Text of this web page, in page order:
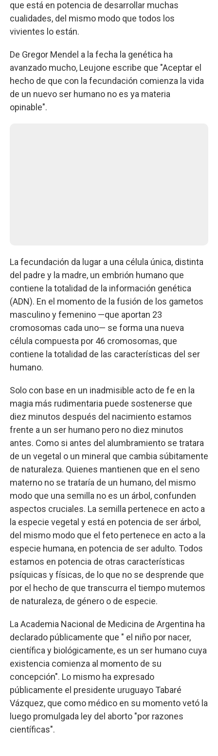
que está en potencia de desarrollar muchas
cualidades, del mismo modo que todos los
vivientes lo están.
De Gregor Mendel a la fecha la genética ha
avanzado mucho, Leujone escribe que "Aceptar el
hecho de que con la fecundación comienza la vida
de un nuevo ser humano no es ya materia
opinable".
La fecundación da lugar a una célula única, distinta
del padre y la madre, un embrión humano que
contiene la totalidad de la información genética
(ADN). En el momento de la fusión de los gametos
masculino y femenino —que aportan 23
cromosomas cada uno— se forma una nueva
célula compuesta por 46 cromosomas, que
contiene la totalidad de las características del ser
humano.
Solo con base en un inadmisible acto de fe en la
magia más rudimentaria puede sostenerse que
diez minutos después del nacimiento estamos
frente a un ser humano pero no diez minutos
antes. Como si antes del alumbramiento se tratara
de un vegetal o un mineral que cambia súbitamente
de naturaleza. Quienes mantienen que en el seno
materno no se trataría de un humano, del mismo
modo que una semilla no es un árbol, confunden
aspectos cruciales. La semilla pertenece en acto a
la especie vegetal y está en potencia de ser árbol,
del mismo modo que el feto pertenece en acto a la
especie humana, en potencia de ser adulto. Todos
estamos en potencia de otras características
psíquicas y físicas, de lo que no se desprende que
por el hecho de que transcurra el tiempo mutemos
de naturaleza, de género o de especie.
La Academia Nacional de Medicina de Argentina ha
declarado públicamente que " el niño por nacer,
científica y biológicamente, es un ser humano cuya
existencia comienza al momento de su
concepción". Lo mismo ha expresado
públicamente el presidente uruguayo Tabaré
Vázquez, que como médico en su momento vetó la
luego promulgada ley del aborto "por razones
científicas".